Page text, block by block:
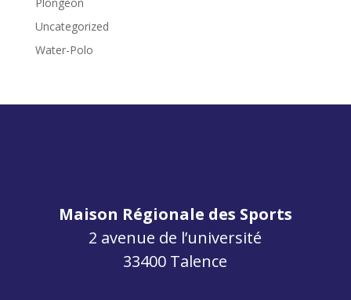
Plongeon
Uncategorized
Water-Polo
Maison Régionale des Sports
2 avenue de l’université
33400 Talence